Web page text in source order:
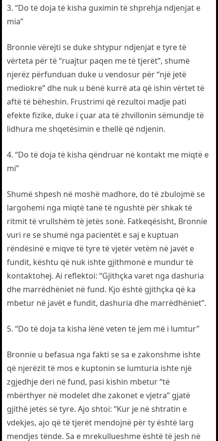
3. “Do të doja të kisha guximin të shprehja ndjenjat e
mia”
Bronnie vërejti se duke shtypur ndjenjat e tyre të
vërteta për të “ruajtur paqen me të tjerët”, shumë
njerëz përfunduan duke u vendosur për “një jetë
mediokre” dhe nuk u bënë kurrë ata që ishin vërtet të
aftë të bëheshin. Frustrimi që rezultoi madje pati
efekte fizike, duke i çuar ata të zhvillonin sëmundje të
lidhura me shqetësimin e thellë që ndjenin.
4. “Do të doja të kisha qëndruar në kontakt me miqtë e
mi”
Shumë shpesh në moshë madhore, do të zbulojmë se
largohemi nga miqtë tanë të ngushtë për shkak të
ritmit të vrullshëm të jetës sonë. Fatkeqësisht, Bronnie
vuri re se shumë nga pacientët e saj e kuptuan
rëndësinë e miqve të tyre të vjetër vetëm në javët e
fundit, kështu që nuk ishte gjithmonë e mundur të
kontaktohej. Ai reflektoi: “Gjithçka varet nga dashuria
dhe marrëdhëniet në fund. Kjo është gjithçka që ka
mbetur në javët e fundit, dashuria dhe marrëdhëniet”.
5. “Do të doja ta kisha lënë veten të jem më i lumtur”
Bronnie u befasua nga fakti se sa e zakonshme ishte
që njerëzit të mos e kuptonin se lumturia ishte një
zgjedhje deri në fund, pasi kishin mbetur “të
mbërthyer në modelet dhe zakonet e vjetra” gjatë
gjithë jetës së tyre. Ajo shtoi: “Kur je në shtratin e
vdekjes, ajo që të tjerët mendojnë për ty është larg
mendjes tënde. Sa e mrekullueshme është të jesh në